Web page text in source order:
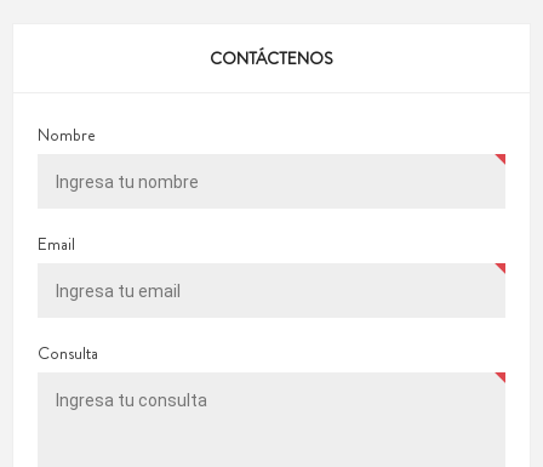
CONTÁCTENOS
Nombre
Email
Consulta